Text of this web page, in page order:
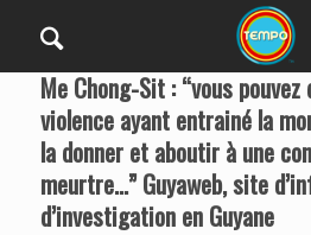
Me Chong-Sit : “vous
violence ayant entrainé la
la donner et aboutir à une
meurtre…” Guyaweb, site
d’investigation en Guyane